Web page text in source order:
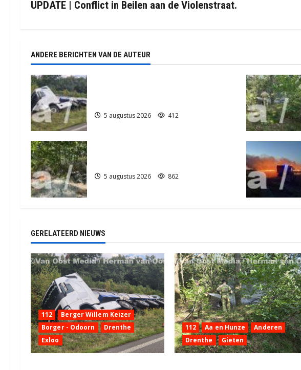
h
t
n
a
v
i
g
t
i
e
UPDATE | Conflict in Beilen aan de Violenstraat.
ANDERE BERICHTEN VAN DE AUTEUR
5 augustus 2026 412
5 augustus 2026 862
GERELATEERD NIEUWS
112
Berger Willem Keizer
Borger - Odoorn
Drenthe
Exloo
112 Aa en Hunze
Anderen
Drenthe
Gieten